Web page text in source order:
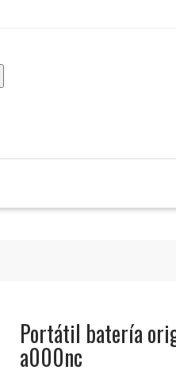
Portátil batería
a000nc